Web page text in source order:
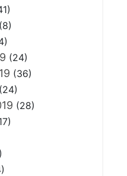
(24)
(36)
(24)
(28)